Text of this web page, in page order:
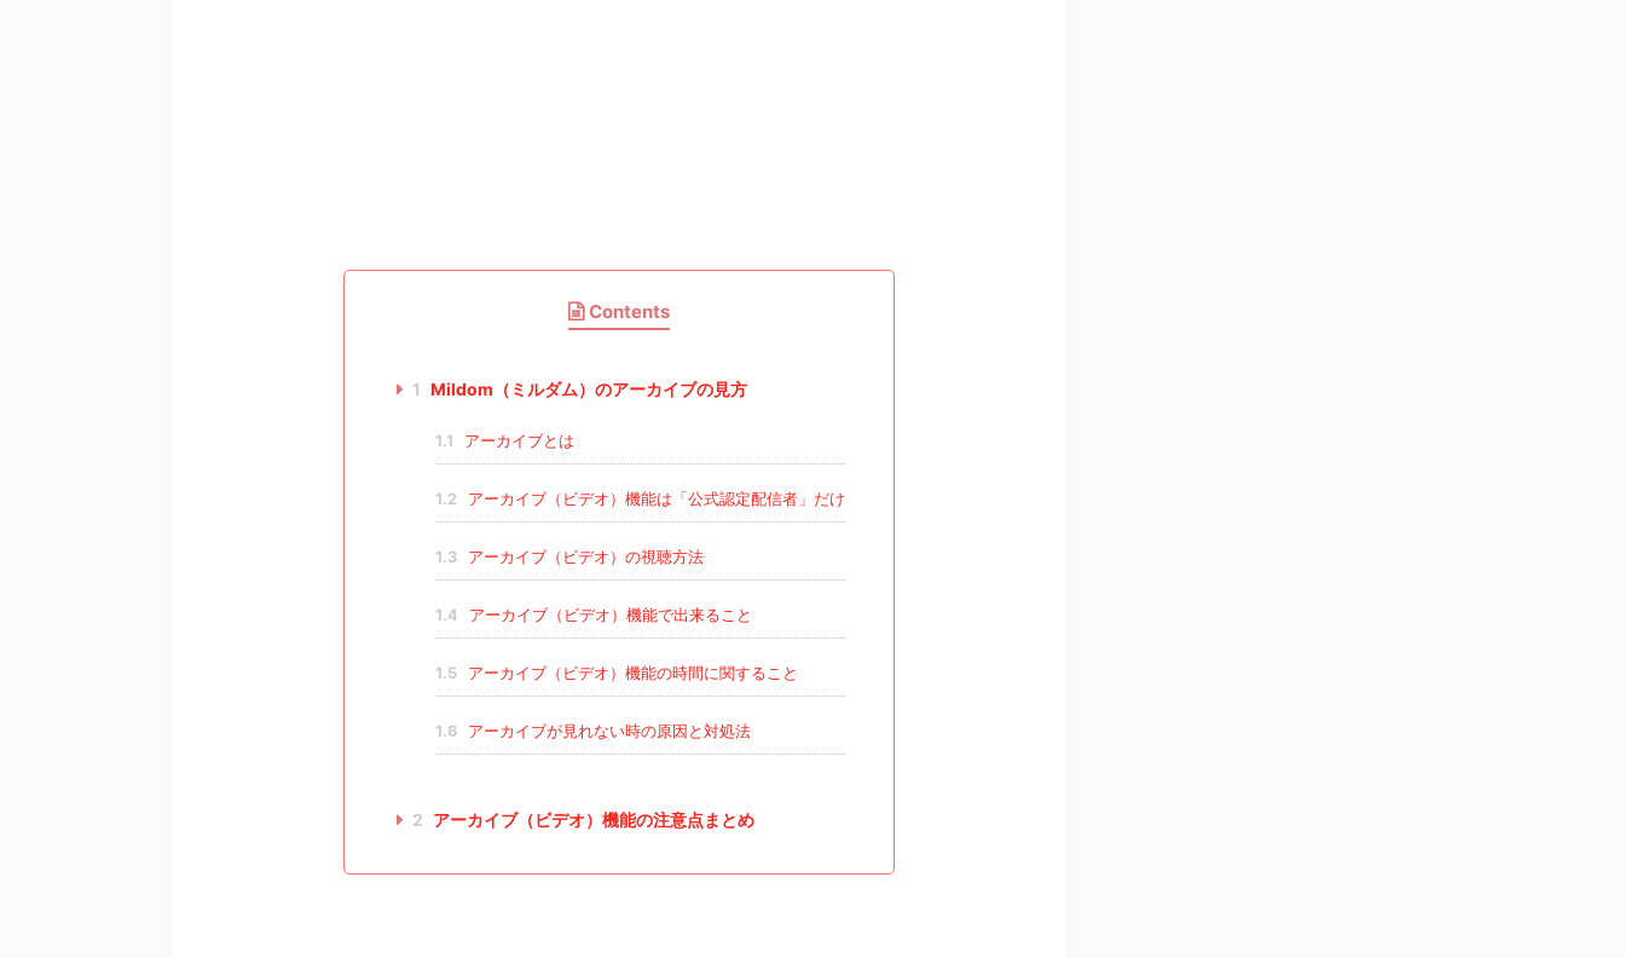
Contents
1 Mildom（ミルダム）のアーカイブの見方
1.1 アーカイブとは
1.2 アーカイブ（ビデオ）機能は「公式認定配信者」だけ
1.3 アーカイブ（ビデオ）の視聴方法
1.4 アーカイブ（ビデオ）機能で出来ること
1.5 アーカイブ（ビデオ）機能の時間に関すること
1.6 アーカイブが見れない時の原因と対処法
2 アーカイブ（ビデオ）機能の注意点まとめ